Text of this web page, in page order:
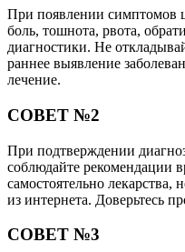
При появлении симптомов
боль, тошнота, рвота,
диагностики. Не
раннее выявление
лечение.
СОВЕТ №2
При подтверждении
соблюдайте рекомендации
самостоятельно лекарства,
из интернета. Доверьтесь
СОВЕТ №3